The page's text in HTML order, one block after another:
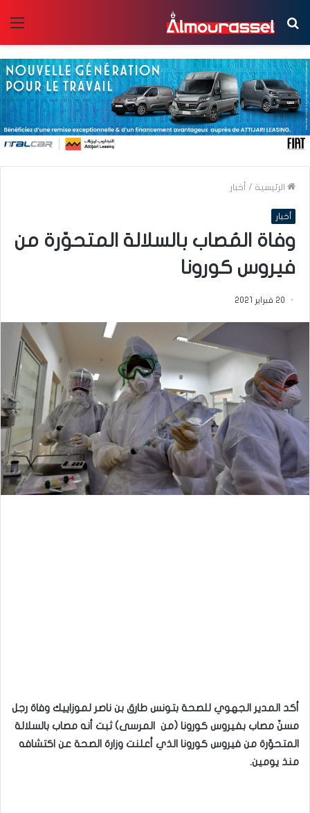
بحث
عن
الرئيسية / أخبار
أخبار
وفاة المُصاب بالسلالة المتحوّرة من
فيروس كورونا
20 فبراير 2021
أكد المدير الجهوي للصحة بتونس طارق بن ناصر لموزاييك وفاة رجل
مسنّ مصاب بفيروس كورونا (من المرسى) ثبت أنه مصاب بالسلالة
المتحوّرة من فيروس كورونا الذي أعلنت وزارة الصحة عن اكتشافه
منذ يومين.